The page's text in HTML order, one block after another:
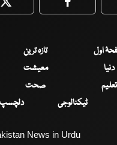
Twitter Facebook
اول تازہ ترین
دنیا
معیشت
تعلیم
صحت
ٹیکنالوجی
News in Urdu